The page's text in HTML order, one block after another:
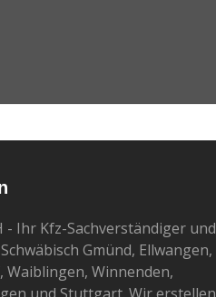
- Ihr Kfz-Sachverständiger und
Gmünd, Ellwangen,
Waiblingen, Winnenden,